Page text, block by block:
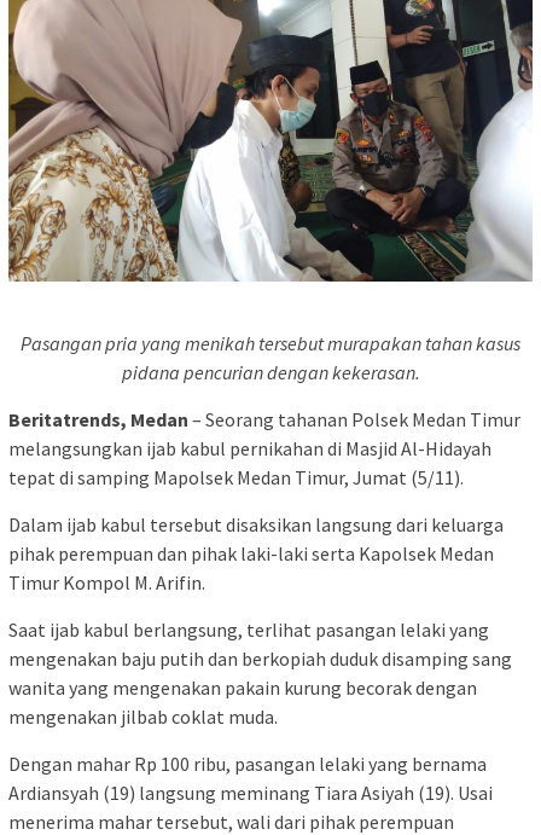
Pasangan pria yang menikah tersebut murapakan tahan kasus
pidana pencurian dengan kekerasan.
Beritatrends, Medan – Seorang tahanan Polsek Medan Timur
melangsungkan ijab kabul pernikahan di Masjid Al-Hidayah
tepat di samping Mapolsek Medan Timur, Jumat (5/11).
Dalam ijab kabul tersebut disaksikan langsung dari keluarga
pihak perempuan dan pihak laki-laki serta Kapolsek Medan
Timur Kompol M. Arifin.
Saat ijab kabul berlangsung, terlihat pasangan lelaki yang
mengenakan baju putih dan berkopiah duduk disamping sang
wanita yang mengenakan pakain kurung becorak dengan
mengenakan jilbab coklat muda.
Dengan mahar Rp 100 ribu, pasangan lelaki yang bernama
Ardiansyah (19) langsung meminang Tiara Asiyah (19). Usai
menerima mahar tersebut, wali dari pihak perempuan